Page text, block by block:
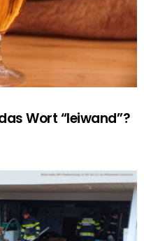
Wort “leiwand”?